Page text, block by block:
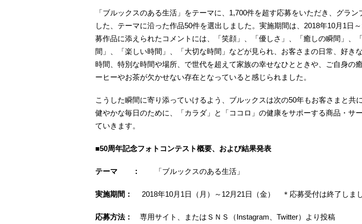
「ブルックスのある生活」をテーマに、1,700件を超す応募をいただき、グラン
した、テーマに沿った作品50件を選出しました。実施期間は、2018年10月1日
募作品に添えられたコメントには、「笑顔」、「優しさ」、「癒しの瞬間」、
間」、「楽しい時間」、「大切な時間」などが見られ、お客さまの日常、好き
時間、特別な時間や場所、で世代を超えて家族の幸せなひとときや、ご自身の
ーヒーやお茶が欠かせない存在となっていると感じられました。
こうした瞬間に寄り添っていけるよう、ブルックスは次の50年もお客さまと共
健やかな毎日のために、「カラダ」と「ココロ」の健康をサポーする商品・サ
ていきます。
■50周年記念フォトコンテスト概要、および結果発表
テーマ ： 「ブルックスのある生活」
実施期間： 2018年10月1日（月）～12月21日（金） ＊応募受付は終了しまし
応募方法： 専用サイト、またはＳＮＳ（Instagram、Twitter）より投稿